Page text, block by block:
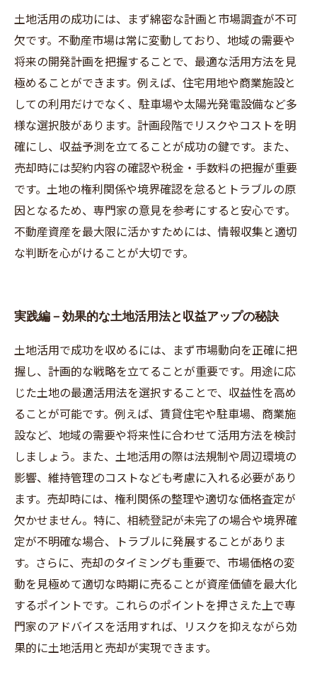
対策まとめ
初心者必見！土地活用で安定収益を得るための
ポイント
不動産市場の変化に対応する賢い土地活用と売
却戦略
土地活用の成功には、まず綿密な計画と市場調査が不可
欠です。不動産市場は常に変動しており、地域の需要や
将来の開発計画を把握することで、最適な活用方法を見
極めることができます。例えば、住宅用地や商業施設と
しての利用だけでなく、駐車場や太陽光発電設備など多
様な選択肢があります。計画段階でリスクやコストを明
確にし、収益予測を立てることが成功の鍵です。また、
売却時には契約内容の確認や税金・手数料の把握が重要
です。土地の権利関係や境界確認を怠るとトラブルの原
因となるため、専門家の意見を参考にすると安心です。
不動産資産を最大限に活かすためには、情報収集と適切
な判断を心がけることが大切です。
実践編－効果的な土地活用法と収益アップの秘訣
土地活用で成功を収めるには、まず市場動向を正確に把
握し、計画的な戦略を立てることが重要です。用途に応
じた土地の最適活用法を選択することで、収益性を高め
ることが可能です。例えば、賃貸住宅や駐車場、商業施
設など、地域の需要や将来性に合わせて活用方法を検討
しましょう。また、土地活用の際は法規制や周辺環境の
影響、維持管理のコストなども考慮に入れる必要があり
ます。売却時には、権利関係の整理や適切な価格査定が
欠かせません。特に、相続登記が未完了の場合や境界確
定が不明確な場合、トラブルに発展することがありま
す。さらに、売却のタイミングも重要で、市場価格の変
動を見極めて適切な時期に売ることが資産価値を最大化
するポイントです。これらのポイントを押さえた上で専
門家のアドバイスを活用すれば、リスクを抑えながら効
果的に土地活用と売却が実現できます。